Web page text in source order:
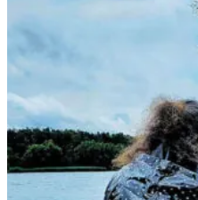
Lack Boots von Ideal Shoes
Pantoletten Plateau Schwarz